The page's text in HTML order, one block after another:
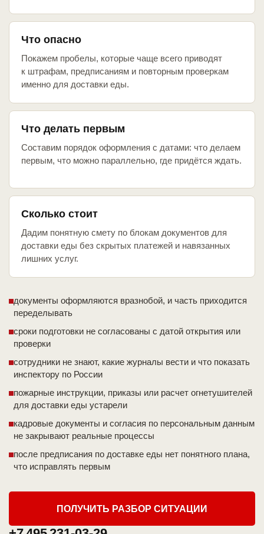
Что опасно
Покажем пробелы, которые чаще всего приводят
к штрафам, предписаниям и повторным проверкам
именно для доставки еды.
Что делать первым
Составим порядок оформления с датами: что делаем
первым, что можно параллельно, где придётся ждать.
Сколько стоит
Дадим понятную смету по блокам документов для
доставки еды без скрытых платежей и навязанных
лишних услуг.
документы оформляются вразнобой, и часть приходится
переделывать
сроки подготовки не согласованы с датой открытия или
проверки
сотрудники не знают, какие журналы вести и что показать
инспектору по России
пожарные инструкции, приказы или расчет огнетушителей
для доставки еды устарели
кадровые документы и согласия по персональным данным
не закрывают реальные процессы
после предписания по доставке еды нет понятного плана,
что исправлять первым
ПОЛУЧИТЬ РАЗБОР СИТУАЦИИ